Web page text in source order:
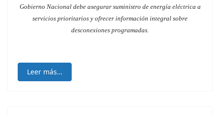
Gobierno Nacional debe asegurar suministro de energía eléctrica a
servicios prioritarios y ofrecer información integral sobre
desconexiones programadas.
Leer más…